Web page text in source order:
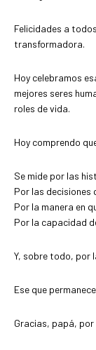
Felicidades a
transformadora.
Hoy celebramos
mejores seres
roles de vida.
Hoy comprendo
Se mide por las
Por las decisiones
Por la manera en
Por la capacidad
Y, sobre todo, por
Ese que
Gracias, papá,